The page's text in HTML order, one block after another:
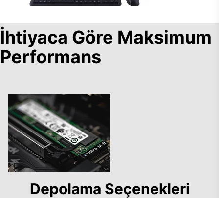
İhtiyaca Göre Maksimum
Performans
Depolama Seçenekleri